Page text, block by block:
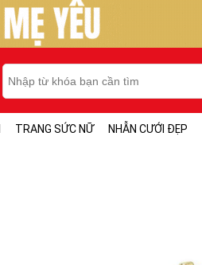
TRANG SỨC NỮ NHẪN CƯỚI ĐẸP